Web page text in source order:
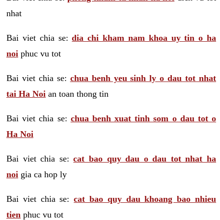
nhat
Bai viet chia se:dia chi kham nam khoa uy tin o ha
noi phuc vu tot
Bai viet chia se: chua benh yeu sinh ly o dau tot nhat
tai Ha Noi an toan thong tin
Bai viet chia se: chua benh xuat tinh som o dau tot o
Ha Noi
Bai viet chia se:cat bao quy dau o dau tot nhat ha
noi gia ca hop ly
Bai viet chia se:cat bao quy dau khoang bao nhieu
tien phuc vu tot